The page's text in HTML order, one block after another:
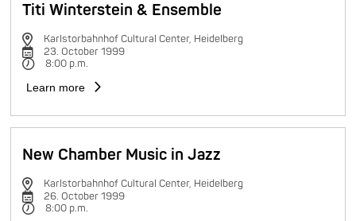
Titi Winterstein & Ensemble
Karlstorbahnhof Cultural Center, Heidelberg
23. October 1999
8:00 p.m.
Learn more
New Chamber Music in Jazz
Karlstorbahnhof Cultural Center, Heidelberg
26. October 1999
8:00 p.m.